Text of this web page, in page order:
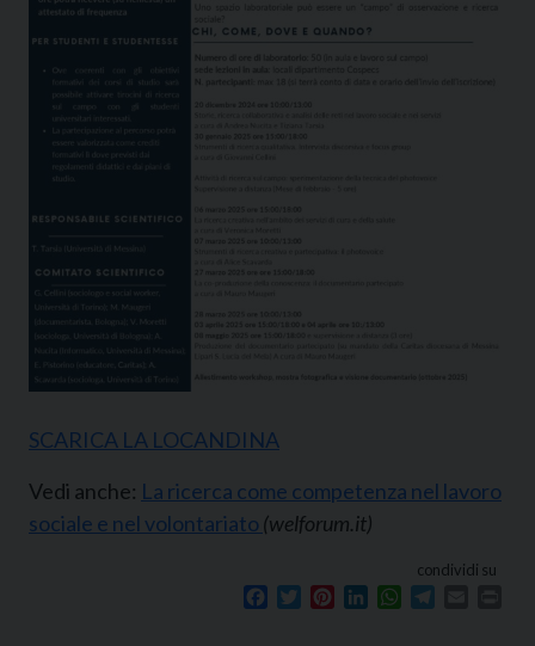
SCARICA LA LOCANDINA
Vedi anche: La ricerca come competenza nel lavoro
sociale e nel volontariato (welforum.it)
condividi su
Facebook
TwitterPinterestLinkedInWhatsApp